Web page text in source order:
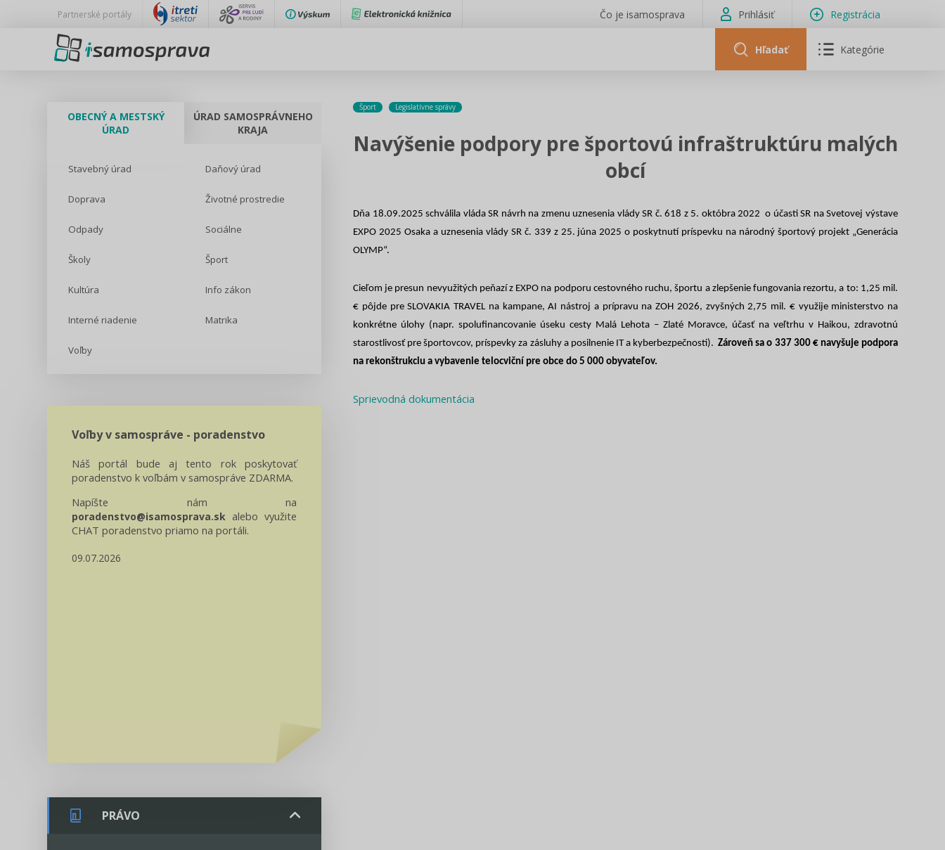
Partnerské portály Čo je isamosprava Prihlásiť Registrácia
Hľadať Kategórie
OBECNÝ A MESTSKÝ
ÚRAD
ÚRAD SAMOSPRÁVNEHO
KRAJA
Stavebný úrad Daňový úrad
Doprava Životné prostredie
Odpady Sociálne
Školy Šport
Kultúra Info zákon
Interné riadenie Matrika
Voľby
Voľby v samospráve - poradenstvo
Náš portál bude aj tento rok poskytovať
poradenstvo k voľbám v samospráve ZDARMA.
Napíšte nám na
poradenstvo@isamosprava.sk alebo využite
CHAT poradenstvo priamo na portáli.
09.07.2026
PRÁVO
Šport Legislatívne správy
Navýšenie podpory pre športovú infraštruktúru malých
obcí
Dňa 18.09.2025 schválila vláda SR návrh na zmenu uznesenia vlády SR č. 618 z 5. októbra 2022 o účasti SR na Svetovej výstave
EXPO 2025 Osaka a uznesenia vlády SR č. 339 z 25. júna 2025 o poskytnutí príspevku na národný športový projekt „Generácia
OLYMP“.
Cieľom je presun nevyužitých peňazí z EXPO na podporu cestovného ruchu, športu a zlepšenie fungovania rezortu, a to: 1,25 mil.
€ pôjde pre SLOVAKIA TRAVEL na kampane, AI nástroj a prípravu na ZOH 2026, zvyšných 2,75 mil. € využije ministerstvo na
konkrétne úlohy (napr. spolufinancovanie úseku cesty Malá Lehota – Zlaté Moravce, účasť na veľtrhu v Haikou, zdravotnú
starostlivosť pre športovcov, príspevky za zásluhy a posilnenie IT a kyberbezpečnosti).Zároveň sa o 337 300 € navyšuje podpora
na rekonštrukciu a vybavenie telocviční pre obce do 5 000 obyvateľov.
Sprievodná dokumentácia